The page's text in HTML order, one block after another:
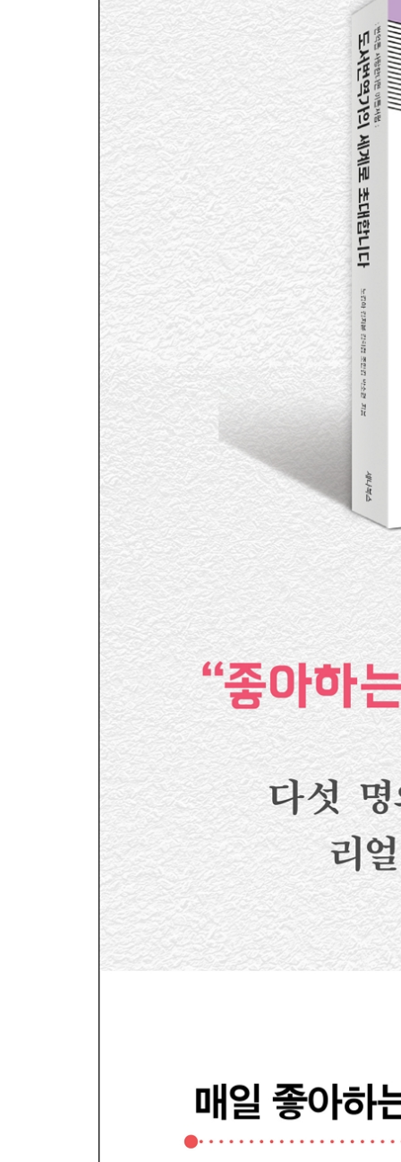
혼자 일하는 어려움 vs 혼자 일하는 편안함
아무래도 프리랜서 체질인가 봐요 _106
외로워도 슬퍼도 나는 안 울어 _109
의욕이 안 날 때
자기 파악하기 - 당근과 채찍을 쥐고 있는 사람은
번역가 지망생들에게 하고 싶은 말
‘어떻게’가 아니라 ‘왜’·‘어떤 모습으로’ _113
색을 덧입히며 내 색깔을 찾아가는 모험을 떠날 수
PART 3. 저는 언어의 노예이자 숫자의 노예입니
중국어로 밥 벌어 먹고살게 될 줄이야 _132
번역 아카데미를 꼭 다녀야 할까? _136
어찌하여 그대의 눈엔 ‘FREE’만 보이는가 _140
내가 하루에 감당할 수 있는 번역량은? _148
그때의 교정 대란이 없었더라면 _150
초등학생이 된 마음으로 번역 계획표 짜기 _160
주력 분야는 갖되 한 분야에 얽매이지 말기 _164
동료는 나의 에너자이저 _168
각오가 된 그대, 웰컴 투 노예 월드? _172
PART 4. 야누스, 만화와 라이트노벨의 두 얼굴 -
꿈은 다가오는 것이 아니라 다가가는 것 _184
인생의 회전목마 _187
우리 정말 좋았는데 _188
불꽃 튀는 매직아이 한판 대결 _193
라이트노벨, 결코 가볍지 않은 _195
다만 말장난에서 구원하소서 _197
어떻게 후기까지 사랑하겠어 _199
그들이 몰려온다 _203
아는 만큼 보인다 _207
마감을 사수하라 _209
다양한 직업병의 세계 _211
그저 빛, 인터넷 _213
너는 내 운명 _215
PART 5. 운명적 만화 번역 - 일본어 번역가 박소현
뜬금없이 일본어, 뜬금없이 만화 번역 _224
취미가 일이 되었을 때의 고충
꼴도 보기 싫은 일본어 _258
내용보다 남의 번역 _262